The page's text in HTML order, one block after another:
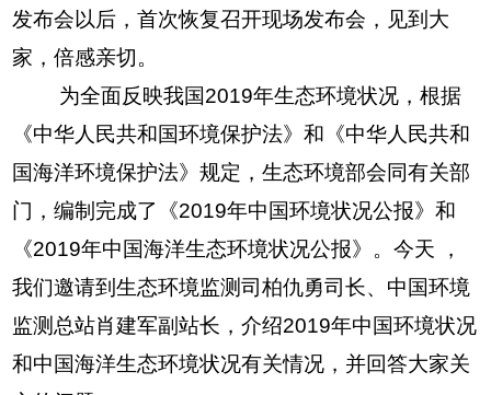
发布会以后，首次恢复召开现场发布会，见到大
家，倍感亲切。
为全面反映我国2019年生态环境状况，根据
《中华人民共和国环境保护法》和《中华人民共和
国海洋环境保护法》规定，生态环境部会同有关部
门，编制完成了《2019年中国环境状况公报》和
《2019年中国海洋生态环境状况公报》。今天 ，
我们邀请到生态环境监测司柏仇勇司长、中国环境
监测总站肖建军副站长，介绍2019年中国环境状况
和中国海洋生态环境状况有关情况，并回答大家关